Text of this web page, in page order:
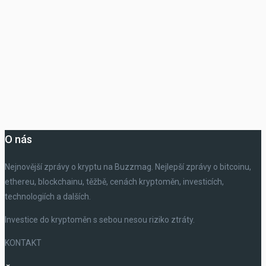
O nás
Nejnovější zprávy o kryptu na Buzzmag. Nejlepší zprávy o bitcoinu,
ethereu, blockchainu, těžbě, cenách kryptoměn, investicích,
technologiích a dalších.
Investice do kryptoměn s sebou nesou riziko ztráty.
KONTAKT